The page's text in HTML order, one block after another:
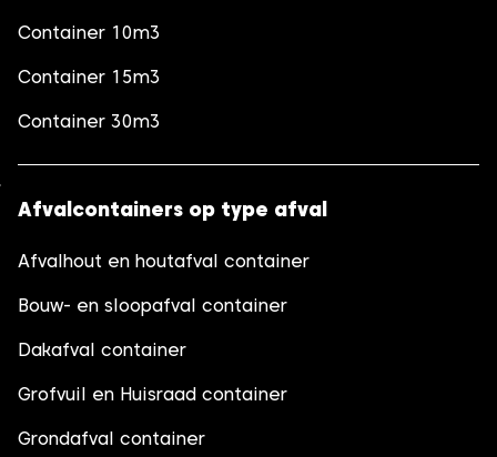
Container 10m3
Container 15m3
Container 30m3
Afvalcontainers op type afval
Afvalhout en houtafval container
Bouw- en sloopafval container
Dakafval container
Grofvuil en Huisraad container
Grondafval container